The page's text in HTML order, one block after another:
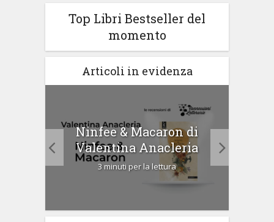
Top Libri Bestseller del
momento
Articoli in evidenza
Ninfee & Macaron di
Valentina Anacleria
3 minuti per la lettura